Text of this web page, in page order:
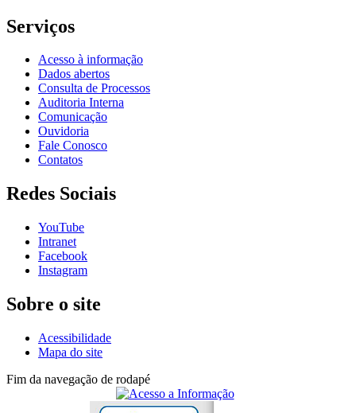
Serviços
Acesso à informação
Dados abertos
Consulta de Processos
Auditoria Interna
Comunicação
Ouvidoria
Fale Conosco
Contatos
Redes Sociais
YouTube
Intranet
Facebook
Instagram
Sobre o site
Acessibilidade
Mapa do site
Fim da navegação de rodapé